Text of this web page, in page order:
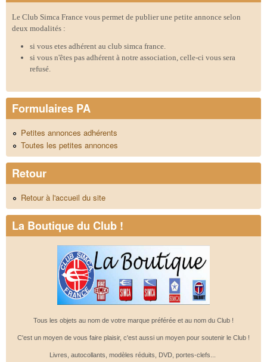
Le Club Simca France vous permet de publier une petite annonce selon
deux modalités :
si vous etes adhérent au club simca france.
si vous n'êtes pas adhérent à notre association, celle-ci vous sera
refusé.
Formulaires PA
Petites annonces adhérents
Toutes les petites annonces
Retour
Retour à l'accueil du site
La Boutique du Club !
Tous les objets au nom de votre marque préférée et au nom du Club !
C'est un moyen de vous faire plaisir, c'est aussi un moyen pour soutenir le Club !
Livres, autocollants, modèles réduits, DVD, portes-clefs...